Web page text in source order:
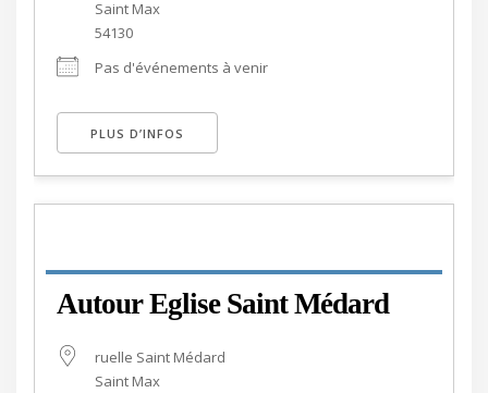
Saint Max
54130
Pas d'événements à venir
PLUS D’INFOS
Autour Eglise Saint Médard
ruelle Saint Médard
Saint Max